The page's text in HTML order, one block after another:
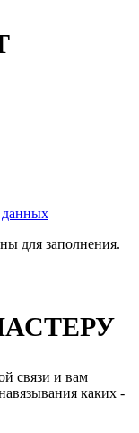
данных
для заполнения.
связи и вам
каких -